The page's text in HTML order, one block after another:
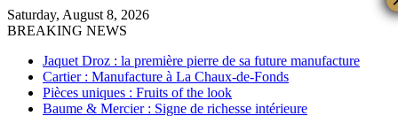
Saturday, August 8, 2026
BREAKING NEWS
Jaquet Droz : la première pierre de sa future manufacture
Cartier : Manufacture à La Chaux-de-Fonds
Pièces uniques : Fruits of the look
Baume & Mercier : Signe de richesse intérieure